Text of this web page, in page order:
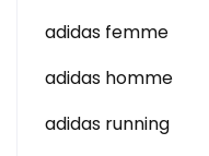
adidas femme
adidas homme
adidas running